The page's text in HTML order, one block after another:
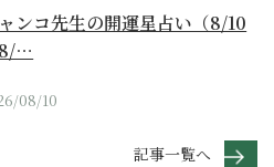
ンコ先生の開運星占い（8/10
…
08/10
記事一覧へ